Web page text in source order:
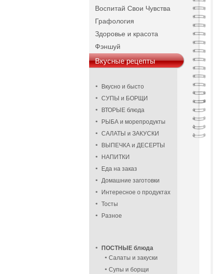
Воспитай Свои Чувства
Графология
Здоровье и красота
Фэншуй
Вкусные рецепты
Вкусно и бысто
СУПЫ и БОРЩИ
ВТОРЫЕ блюда
РЫБА и морепродукты
САЛАТЫ и ЗАКУСКИ
ВЫПЕЧКА и ДЕСЕРТЫ
НАПИТКИ
Еда на заказ
Домашние заготовки
Интересное о продуктах
Тосты
Разное
ПОСТНЫЕ блюда
Салаты и закуски
Супы и борщи